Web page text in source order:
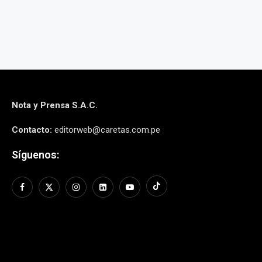
Nota y Prensa S.A.C.
Contacto: editorweb@caretas.com.pe
Síguenos: